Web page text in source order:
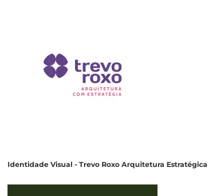
Identidade Visual - Trevo Roxo Arquitetura Estratégica